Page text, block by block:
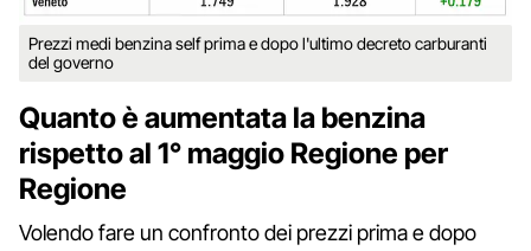
Prezzi medi benzina self prima e dopo l'ultimo decreto carburanti
del governo
Quanto è aumentata la benzina
rispetto al 1° maggio Regione per
Regione
Volendo fare un confronto dei prezzi prima e dopo